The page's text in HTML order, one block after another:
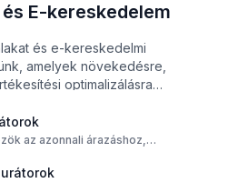
E-kereskedelem
és e-kereskedelmi
amelyek növekedésre,
optimalizálásra
az azonnali árazáshoz,